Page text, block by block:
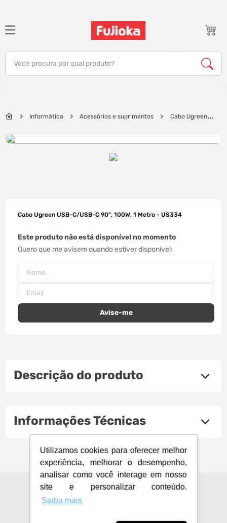
Utilizamos cookies para oferecer melhor
experiência, melhorar o desempenho,
analisar como você interage em nosso
site e personalizar conteúdo.
Saiba mais
Você procura por qual produto?
Informática Acessórios e suprimentos
Cabo Ugreen
Cabo Ugreen USB-C/USB-C 90°, 100W, 1 Metro - US334
Este produto não está disponível no momento
Quero que me avisem quando estiver disponível
Descrição do produto
Informações Técnicas
CENTRAL DE ATENDIMENTO
TERMOS MAIS BUSCADOS
1º
notebook
5 º
tablet
7º
10 º fone